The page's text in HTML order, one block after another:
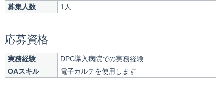
募集人数
1人
応募資格
実務経験
DPC導入病院での実務経験
OAスキル
電子カルテを使用します